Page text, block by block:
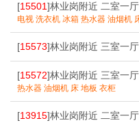
[15501]林业岗附近 二室一
电视 洗衣机 冰箱 热水器 油烟机
[15573]林业岗附近 三室一
[15572]林业岗附近 三室一
热水器 油烟机 床 地板 衣柜
[13915]林业岗附近 二室一